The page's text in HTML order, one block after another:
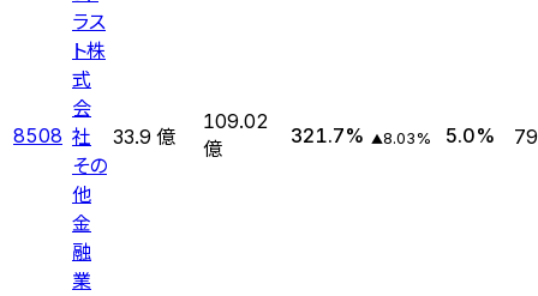
8508
ラス
ト株
式
会
社
その
他
金
融
業
33.9 億
109.02
億
321.7% ▲8.03% 5.0%